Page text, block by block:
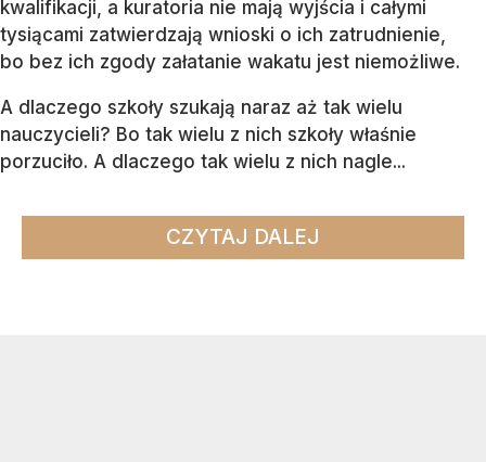
kwalifikacji, a kuratoria nie mają wyjścia i całymi
tysiącami zatwierdzają wnioski o ich zatrudnienie,
bo bez ich zgody załatanie wakatu jest niemożliwe.
A dlaczego szkoły szukają naraz aż tak wielu
nauczycieli? Bo tak wielu z nich szkoły właśnie
porzuciło. A dlaczego tak wielu z nich nagle...
CZYTAJ DALEJ